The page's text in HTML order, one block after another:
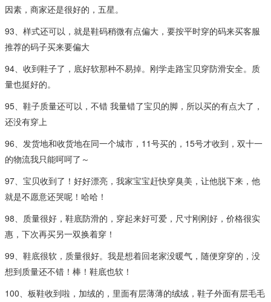
因素，商家还是很好的，五星。
93、样式还可以，就是鞋码稍微有点偏大，要按平时穿的码来买客服
推荐的码子买来要偏大
94、收到鞋子了，底好软那种不易掉。刚学走路宝贝穿防滑安全。质
量也挺好的。
95、鞋子质量还可以，不错 我量错了宝贝的脚，所以买的有点大了，
还没有穿上
96、发货地和收货地在同一个城市，11号买的，15号才收到，双十一
的物流我只能呵呵了～
97、宝贝收到了！好好漂亮，我家宝宝赶快穿臭美，让他脱下来，他
就是不愿意还哭呢！哈哈！
98、质量很好，鞋底防滑的，穿起来好可爱，尺寸刚刚好，价格很实
惠，下次再买另一双换着穿！
99、鞋底很软，质量很好。我是想着回老家没暖气，随便穿穿的，没
想到质量还不错！棒！鞋底也软！
100、板鞋收到啦，加绒的，里面有层薄薄的绒绒，鞋子外面有层毛毛